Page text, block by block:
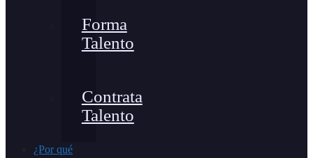
Forma
Talento
Contrata
Talento
¿Por qué